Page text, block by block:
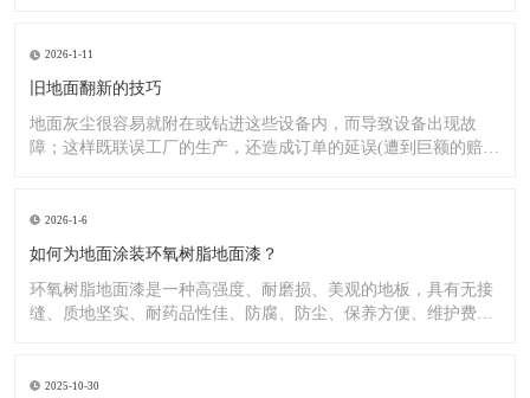
2026-1-11
旧地面翻新的技巧
地面灰尘很容易就附在或钻进这些设备内，而导致设备出现故
障；这样既联误工厂的生产，还造成订单的延误(遭到巨额的赔
2026-1-6
如何为地面涂装环氧树脂地面漆？
环氧树脂地面漆是一种高强度、耐磨损、美观的地板，具有无接
缝、质地坚实、耐药品性佳、防腐、防尘、保养方便、维护费用
2025-10-30